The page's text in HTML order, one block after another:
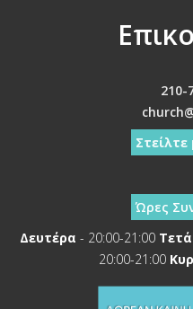
210-
Ώρες
Δευτέρα - 20:00-21:00
20:00-21:00